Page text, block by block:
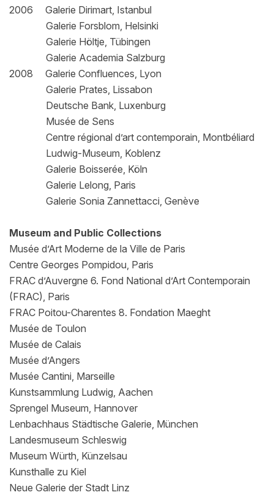
2006 Galerie Dirimart, Istanbul
Galerie Forsblom, Helsinki
Galerie Höltje, Tübingen
Galerie Academia Salzburg
2008 Galerie Confluences, Lyon
Galerie Prates, Lissabon
Deutsche Bank, Luxenburg
Musée de Sens
Centre régional d’art contemporain, Montbéliard
Ludwig-Museum, Koblenz
Galerie Boisserée, Köln
Galerie Lelong, Paris
Galerie Sonia Zannettacci, Genève
Museum and Public Collections
Musée d’Art Moderne de la Ville de Paris
Centre Georges Pompidou, Paris
FRAC d’Auvergne 6. Fond National d’Art Contemporain
(FRAC), Paris
FRAC Poitou-Charentes 8. Fondation Maeght
Musée de Toulon
Musée de Calais
Musée d’Angers
Musée Cantini, Marseille
Kunstsammlung Ludwig, Aachen
Sprengel Museum, Hannover
Lenbachhaus Städtische Galerie, München
Landesmuseum Schleswig
Museum Würth, Künzelsau
Kunsthalle zu Kiel
Neue Galerie der Stadt Linz